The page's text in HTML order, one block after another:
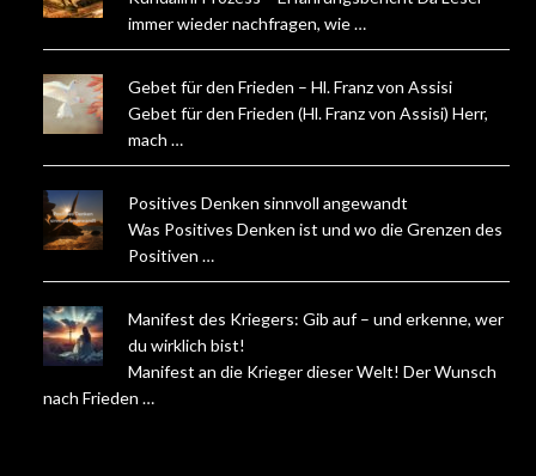
immer wieder nachfragen, wie …
Gebet für den Frieden – Hl. Franz von Assisi
Gebet für den Frieden (Hl. Franz von Assisi) Herr,
mach …
Positives Denken sinnvoll angewandt
Was Positives Denken ist und wo die Grenzen des
Positiven …
Manifest des Kriegers: Gib auf – und erkenne, wer
du wirklich bist!
Manifest an die Krieger dieser Welt! Der Wunsch
nach Frieden …